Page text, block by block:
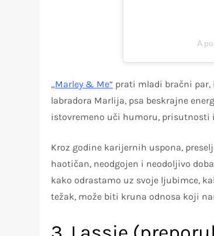
A
„Marley & Me“ prati mladi bračni par,
labradora Marlija, psa beskrajne
istovremeno uči humoru, prisutnosti
Kroz godine karijernih uspona,
haotičan, neodgojen i neodoljivo
kako odrastamo uz svoje ljubimce,
težak, može biti kruna odnosa koji